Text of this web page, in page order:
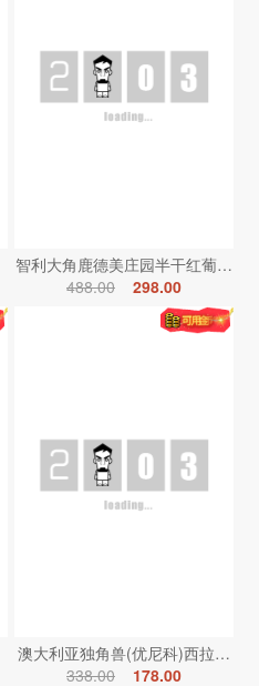
智利大角鹿德美庄园半干红葡萄酒
488.00
298.00
澳大利亚独角兽(优尼科)西拉红葡
338.00
178.00